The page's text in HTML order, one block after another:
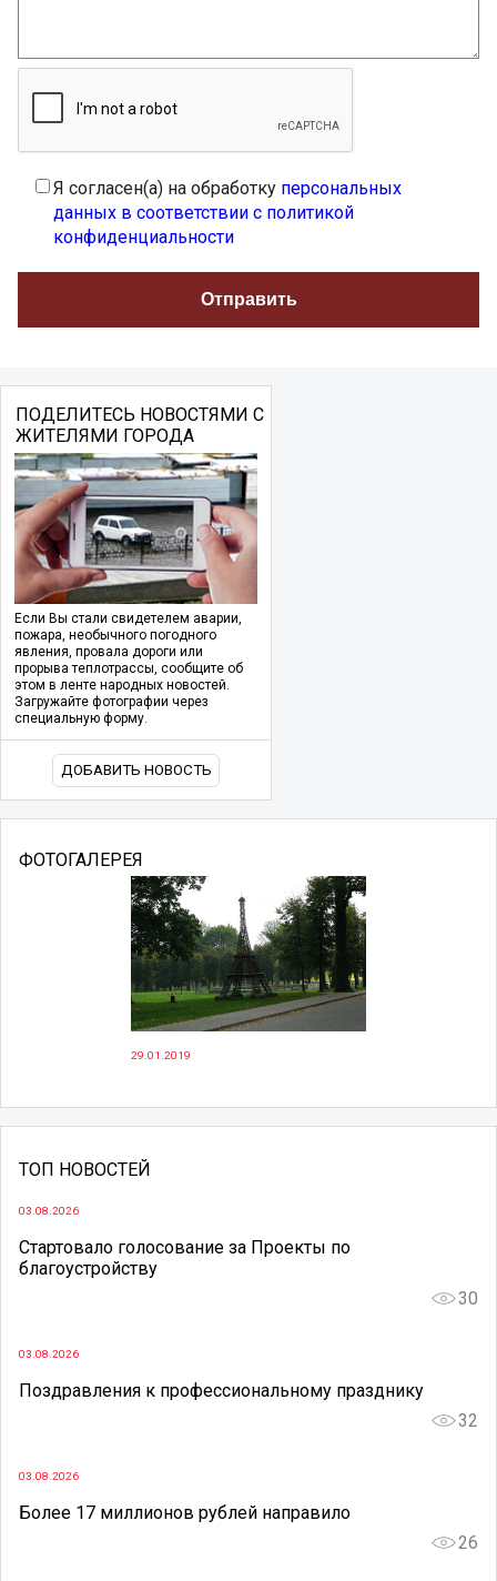
Я согласен(а) на обработку персональных
данных в соответствии с политикой
конфиденциальности
ПОДЕЛИТЕСЬ НОВОСТЯМИ С
ЖИТЕЛЯМИ ГОРОДА
Если Вы стали свидетелем аварии,
пожара, необычного погодного
явления, провала дороги или
прорыва теплотрассы, сообщите об
этом в ленте народных новостей.
Загружайте фотографии через
специальную форму.
ДОБАВИТЬ НОВОСТЬ
ФОТОГАЛЕРЕЯ
29.01.2019
ТОП НОВОСТЕЙ
03.08.2026
Стартовало голосование за Проекты по
благоустройству
30
03.08.2026
Поздравления к профессиональному празднику
32
03.08.2026
Более 17 миллионов рублей направило
26